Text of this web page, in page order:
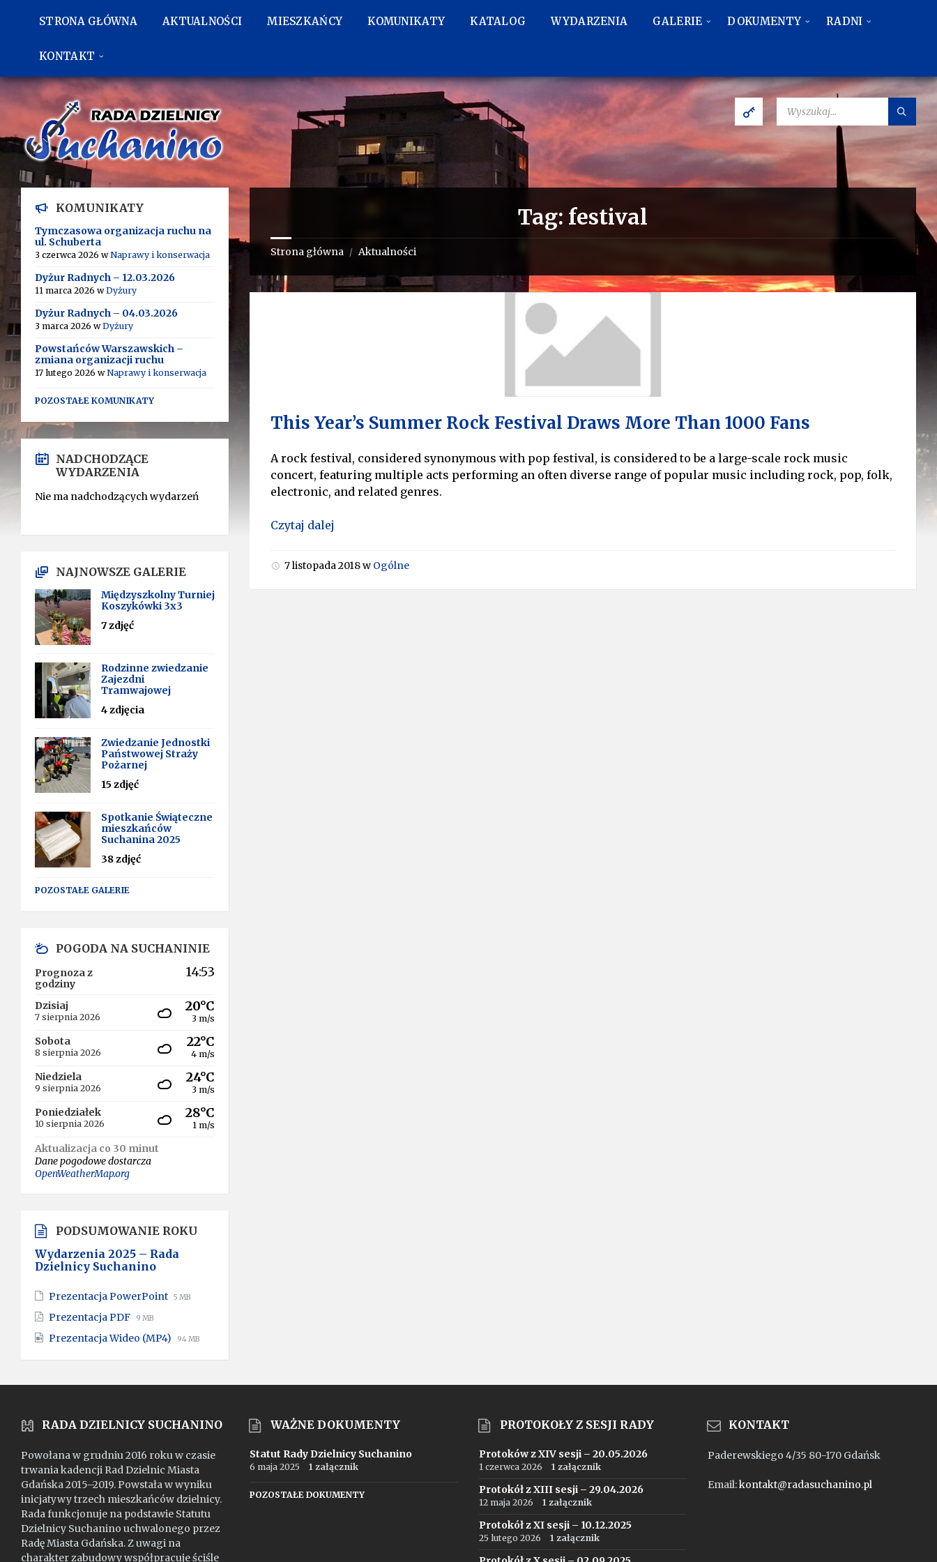
bocznego
STRONA GŁÓWNA AKTUALNOŚCI MIESZKAŃCY KOMUNIKATY KATALOG WYDARZENIA GALERIE DOKUMENTY RADNI
KONTAKT
Tag: festival
Strona główna / Aktualności
This Year’s Summer Rock Festival Draws More Than 1000 Fans
A rock festival, considered synonymous with pop festival, is considered to be a large-scale rock music
concert, featuring multiple acts performing an often diverse range of popular music including rock, pop, folk,
electronic, and related genres.
Czytaj dalej
7 listopada 2018w Ogólne
KOMUNIKATY
Tymczasowa organizacja ruchu na
ul. Schuberta
3 czerwca 2026 wNaprawy i konserwacja
Dyżur Radnych – 12.03.2026
11 marca 2026 wDyżury
Dyżur Radnych – 04.03.2026
3 marca 2026 wDyżury
Powstańców Warszawskich –
zmiana organizacji ruchu
17 lutego 2026 wNaprawy i konserwacja
POZOSTAŁE KOMUNIKATY
NADCHODZĄCE
WYDARZENIA
Nie ma nadchodzących wydarzeń
NAJNOWSZE GALERIE
Międzyszkolny Turniej
Koszykówki 3x3
7 zdjęć
Rodzinne zwiedzanie
Zajezdni
Tramwajowej
4 zdjęcia
Zwiedzanie Jednostki
Państwowej Straży
Pożarnej
15 zdjęć
Spotkanie Świąteczne
mieszkańców
Suchanina 2025
38 zdjęć
POZOSTAŁE GALERIE
POGODA NA SUCHANINIE
Prognoza z
godziny
14:53
Dzisiaj
7 sierpnia 2026
20°C
3 m/s
Sobota
8 sierpnia 2026
22°C
4 m/s
Niedziela
9 sierpnia 2026
24°C
3 m/s
Poniedziałek
10 sierpnia 2026
28°C
1 m/s
Aktualizacja co 30 minut
Dane pogodowe dostarcza
OpenWeatherMap.org
PODSUMOWANIE ROKU
Wydarzenia 2025 – Rada
Dzielnicy Suchanino
Prezentacja PowerPoint File
File
5 MB
Prezentacja PDF File
pdf
File
9 MB
Prezentacja Wideo (MP4) File
mp4
File
94 MB
RADA DZIELNICY SUCHANINO
Powołana w grudniu 2016 roku w czasie
trwania kadencji Rad Dzielnic Miasta
Gdańska 2015–2019. Powstała w wyniku
inicjatywy trzech mieszkańców dzielnicy.
Rada funkcjonuje na podstawie Statutu
Dzielnicy Suchanino uchwalonego przez
Radę Miasta Gdańska. Z uwagi na
charakter zabudowy współpracuje ściśle
WAŻNE DOKUMENTY
Statut Rady Dzielnicy Suchanino
6 maja 2025 1 załącznik
POZOSTAŁE DOKUMENTY
PROTOKOŁY Z SESJI RADY
Protoków z XIV sesji – 20.05.2026
1 czerwca 2026 1 załącznik
Protokół z XIII sesji – 29.04.2026
12 maja 2026 1 załącznik
Protokół z XI sesji – 10.12.2025
25 lutego 2026 1 załącznik
KONTAKT
Paderewskiego 4/35 80-170 Gdańsk
Email:kontakt@radasuchanino.pl